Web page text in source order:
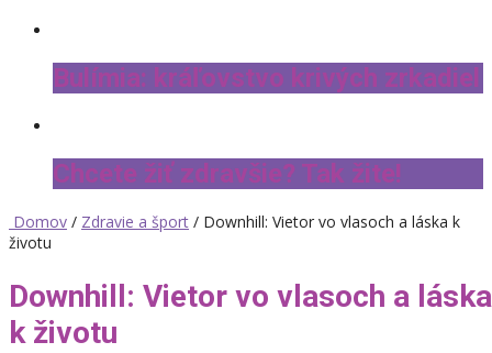
Bulímia: kráľovstvo krivých zrkadiel
Chcete žiť zdravšie? Tak žite!
Domov / Zdravie a šport / Downhill: Vietor vo vlasoch a láska k
životu
Downhill: Vietor vo vlasoch a láska
k životu